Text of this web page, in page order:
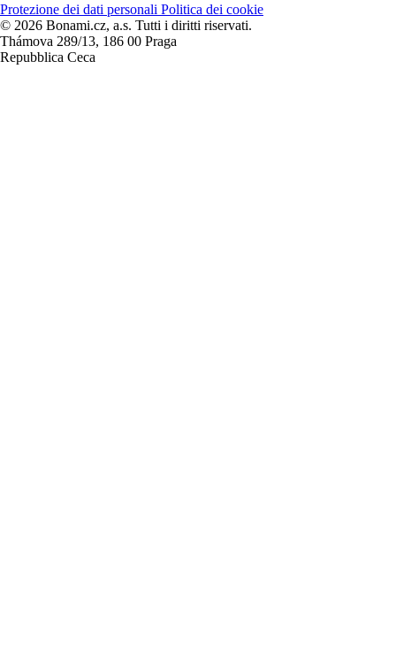
Protezione dei dati personali Politica dei cookie
© 2026 Bonami.cz, a.s. Tutti i diritti riservati.
Thámova 289/13, 186 00 Praga
Repubblica Ceca